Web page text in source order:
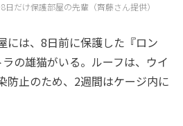
だけ保護部屋の先輩（齊藤さん提供）
には、8日前に保護した『ロン
の雄猫がいる。ルーフは、ウイ
防止のため、2週間はケージ内に